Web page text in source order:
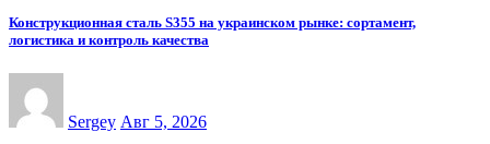
Конструкционная сталь S355 на украинском рынке: сортамент,
логистика и контроль качества
Sergey Авг 5, 2026